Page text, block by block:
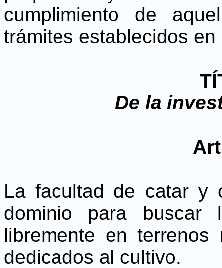
cumplimiento de
trámites establecidos
De la
La facultad de catar y
dominio para buscar
libremente en
dedicados al cultivo.